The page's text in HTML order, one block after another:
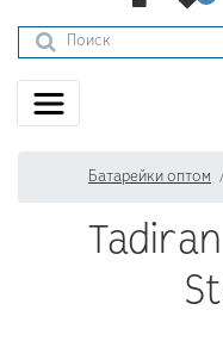
Батарейки оптом